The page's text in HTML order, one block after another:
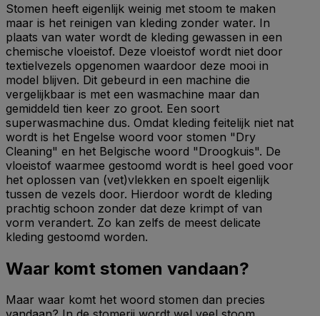
Stomen heeft eigenlijk weinig met stoom te maken
maar is het reinigen van kleding zonder water. In
plaats van water wordt de kleding gewassen in een
chemische vloeistof. Deze vloeistof wordt niet door
textielvezels opgenomen waardoor deze mooi in
model blijven. Dit gebeurd in een machine die
vergelijkbaar is met een wasmachine maar dan
gemiddeld tien keer zo groot. Een soort
superwasmachine dus. Omdat kleding feitelijk niet nat
wordt is het Engelse woord voor stomen "Dry
Cleaning" en het Belgische woord "Droogkuis". De
vloeistof waarmee gestoomd wordt is heel goed voor
het oplossen van (vet)vlekken en spoelt eigenlijk
tussen de vezels door. Hierdoor wordt de kleding
prachtig schoon zonder dat deze krimpt of van
vorm verandert. Zo kan zelfs de meest delicate
kleding gestoomd worden.
Waar komt stomen vandaan?
Maar waar komt het woord stomen dan precies